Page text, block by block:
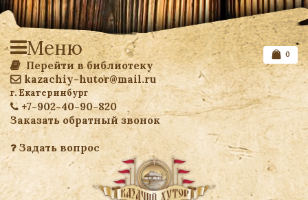
Перейти в библиотеку
kazachiy-hutor@mail.ru
г. Екатеринбург
+7-902-40-90-820
Заказать обратный звонок
Задать вопрос
0
Меню